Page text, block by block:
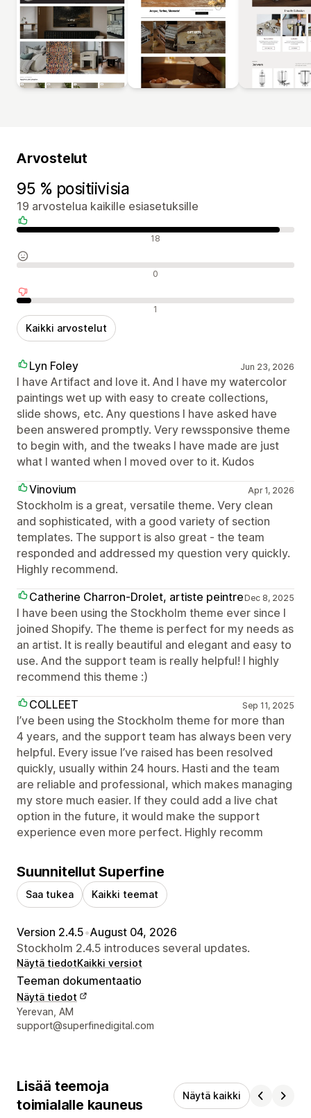
Arvostelut
95 % positiivisia
19 arvostelua kaikille esiasetuksille
Positiiviset arvostelut 18
Neutraalit arvostelut 0
Negatiiviset arvostelut 1
Kaikki arvostelut
Lyn Foley Jun 23, 2026
I have Artifact and love it. And I have my watercolor
paintings wet up with easy to create collections,
slide shows, etc. Any questions I have asked have
been answered promptly. Very rewssponsive theme
to begin with, and the tweaks I have made are just
what I wanted when I moved over to it. Kudos
Vinovium
Apr 1, 2026
Stockholm is a great, versatile theme. Very clean
and sophisticated, with a good variety of section
templates. The support is also great - the team
responded and addressed my question very quickly.
Highly recommend.
Catherine Charron-Drolet, artiste peintreDec 8, 2025
I have been using the Stockholm theme ever since I
joined Shopify. The theme is perfect for my needs as
an artist. It is really beautiful and elegant and easy to
use. And the support team is really helpful! I highly
recommend this theme :)
COLLEET
Sep 11, 2025
I’ve been using the Stockholm theme for more than
4 years, and the support team has always been very
helpful. Every issue I’ve raised has been resolved
quickly, usually within 24 hours. Hasti and the team
are reliable and professional, which makes managing
my store much easier. If they could add a live chat
option in the future, it would make the support
experience even more perfect. Highly recomm
Suunnitellut Superfine
Saa tukea Kaikki teemat
Version 2.4.5•August 04, 2026
Stockholm 2.4.5 introduces several updates.
Näytä tiedotKaikki versiot
Teeman dokumentaatio
Näytä tiedot
Suunnittelijan yhteystiedot
Yerevan, AM
support@superfinedigital.com
Lisää teemoja
toimialalle kauneus
Näytä kaikki